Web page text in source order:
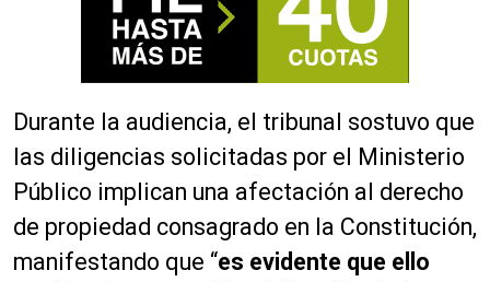
Durante la audiencia, el tribunal sostuvo que
las diligencias solicitadas por el Ministerio
Público implican una afectación al derecho
de propiedad consagrado en la Constitución,
manifestando que “es evidente que ello